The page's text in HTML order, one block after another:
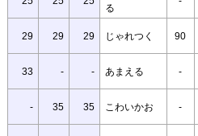
る
29 29 29 じゃれつく 90
33 - - あまえる -
- 35 35 こわいかお -